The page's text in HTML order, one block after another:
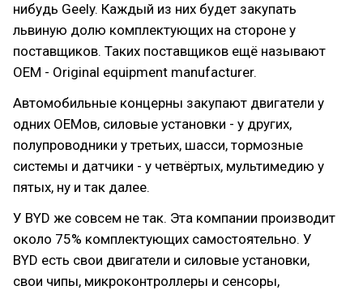
нибудь Geely. Каждый из них будет закупать
львиную долю комплектующих на стороне у
поставщиков. Таких поставщиков ещё называют
OEM - Original equipment manufacturer.
Автомобильные концерны закупают двигатели у
одних OEMов, силовые установки - у других,
полупроводники у третьих, шасси, тормозные
системы и датчики - у четвёртых, мультимедию у
пятых, ну и так далее.
У BYD же совсем не так. Эта компании производит
около 75% комплектующих самостоятельно. У
BYD есть свои двигатели и силовые установки,
свои чипы, микроконтроллеры и сенсоры,